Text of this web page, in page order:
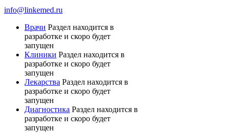
info@linkemed.ru
Врачи Раздел находится в
разработке и скоро будет
запущен
Клиники Раздел находится в
разработке и скоро будет
запущен
Лекарства Раздел находится в
разработке и скоро будет
запущен
Диагностика Раздел находится в
разработке и скоро будет
запущен